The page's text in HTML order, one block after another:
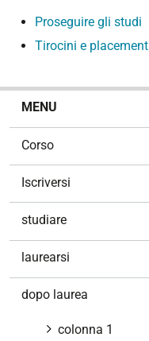
Proseguire gli studi
Tirocini e placement
MENU
Corso
Iscriversi
studiare
laurearsi
dopo laurea
colonna 1